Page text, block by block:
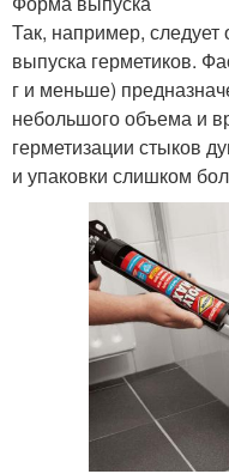
Так, например,
выпуска герметиков.
г и меньше)
небольшого объема и
герметизации стыков
и упаковки слишком